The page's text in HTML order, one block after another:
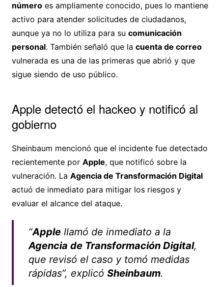
númeroes ampliamente conocido, pues lo mantiene
activo para atender solicitudes de ciudadanos,
aunque ya no lo utiliza para su comunicación
personal. También señaló que la cuenta de correo
vulnerada es una de las primeras que abrió y que
sigue siendo de uso público.
Apple detectó el hackeo y notificó al
gobierno
Sheinbaum mencionó que el incidente fue detectado
recientemente por Apple, que notificó sobre la
vulneración. La Agencia de Transformación Digital
actuó de inmediato para mitigar los riesgos y
evaluar el alcance del ataque.
“Applellamó de inmediato a la
Agencia de Transformación Digital,
que revisó el caso y tomó medidas
rápidas”, explicó Sheinbaum.